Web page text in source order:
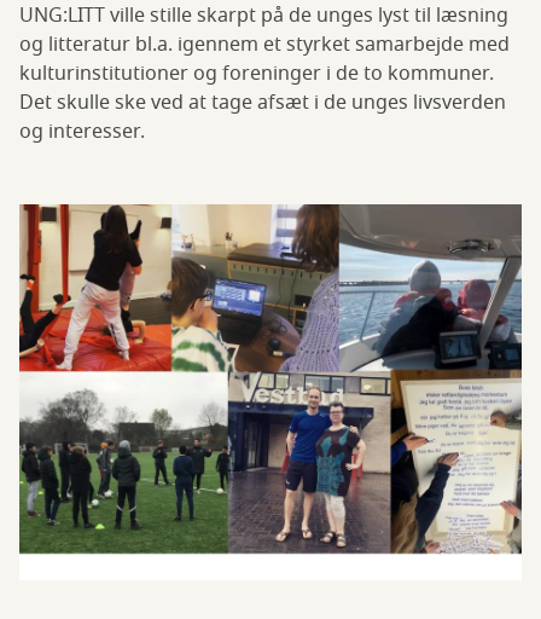
UNG:LITT ville stille skarpt på de unges lyst til læsning
og litteratur bl.a. igennem et styrket samarbejde med
kulturinstitutioner og foreninger i de to kommuner.
Det skulle ske ved at tage afsæt i de unges livsverden
og interesser.